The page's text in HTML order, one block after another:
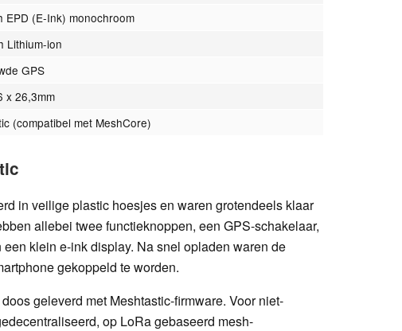
EPD (E-Ink) monochroom
Lithium-ion
GPS
x 26,3mm
(compatibel met MeshCore)
in veilige plastic hoesjes en waren grotendeels klaar
allebei twee functieknoppen, een GPS-schakelaar,
klein e-ink display. Na snel opladen waren de
gekoppeld te worden.
geleverd met Meshtastic-firmware. Voor niet-
op LoRa gebaseerd mesh-